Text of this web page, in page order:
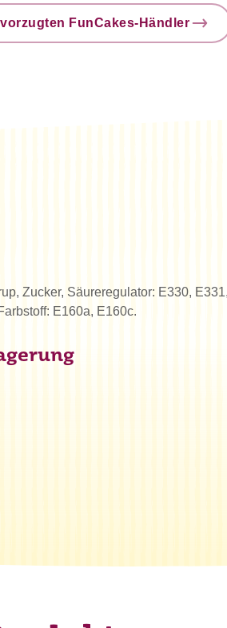
FunCakes-Händler
Zucker, Säureregulator: E330,
E160a, E160c.